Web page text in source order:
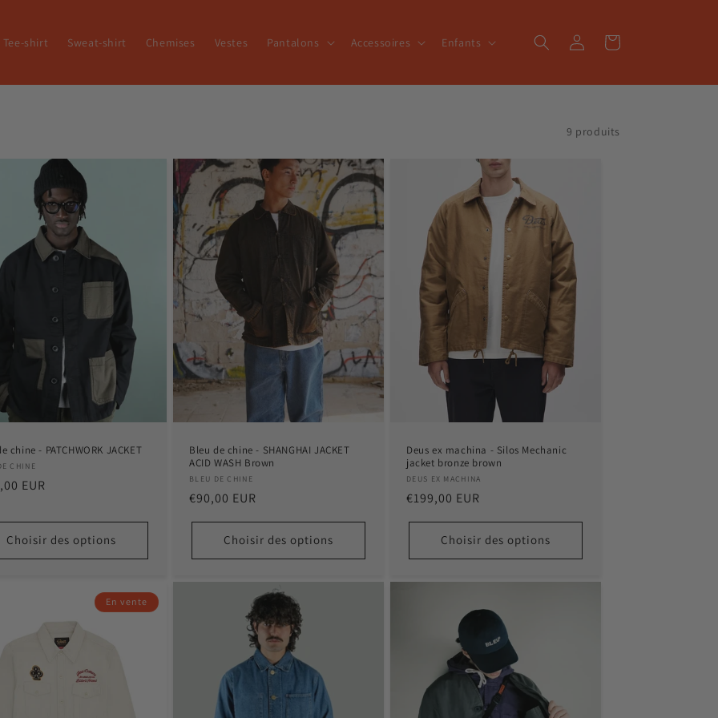
Tee-shirt Sweat-shirt Chemises Vestes Pantalons Accessoires Enfants Connexion Panier
9 produits
chine - PATCHWORK JACKET
:
CHINE
EUR
Choisir des options
Bleu de chine - SHANGHAI JACKET
ACID WASH Brown
Distributeur :
BLEU DE CHINE
Prix
€90,00 EUR
Choisir des options
Deus ex machina - Silos Mechanic
jacket bronze brown
Distributeur :
DEUS EX MACHINA
Prix
€199,00 EUR
Choisir des options
En vente